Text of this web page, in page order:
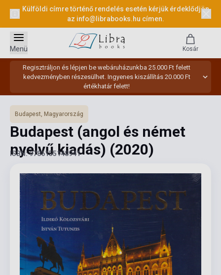
Külföldi címre történő rendelés esetén kérjük érdeklődjön
az info@librabooks.hu címen.
Regisztráljon és lépjen be webáruházunkba 25.000 Ft felett
kedvezményben részesülhet. Ingyenes kiszállítás 20.000 Ft
értékhatár felett!
Menü Kosár
Budapest, Magyarország
Budapest (angol és német
nyelvű kiadás) (2020)
ISBN: 9786155148941